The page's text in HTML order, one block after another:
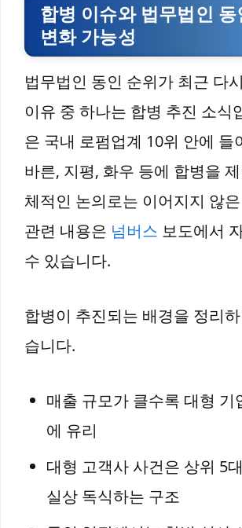
합병 이슈와 법무법인 동
변화 가능성
법무법인 동인 순위가 최근 다
이유 중 하나는 합병 추진 소식
은 국내 로펌업계 10위 안에 들
바른, 지평, 화우 등에 합병을
체적인 논의로는 이어지지 않
관련 내용은 넘버스 보도에서
수 있습니다.
합병이 추진되는 배경을 정리
습니다.
매출 규모가 클수록 대형 기
에 유리
대형 고객사 사건은 상위 5
실상 독식하는 구조